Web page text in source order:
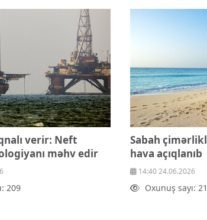
əsasən yağmursuz keçəcəyi
gündüz bəzi dağlıq ərazilərdə
yağış yağacağı, şimşək çaxacağı
və səhər bəzi dağlıq ərazilərdə
olacaq. Mülayim şərq küləyi əsəcək.
verir: Neft
məhv edir
209
Sabah
hava açıqlanıb
14:40 24.06.2026
Oxunuş sayı: